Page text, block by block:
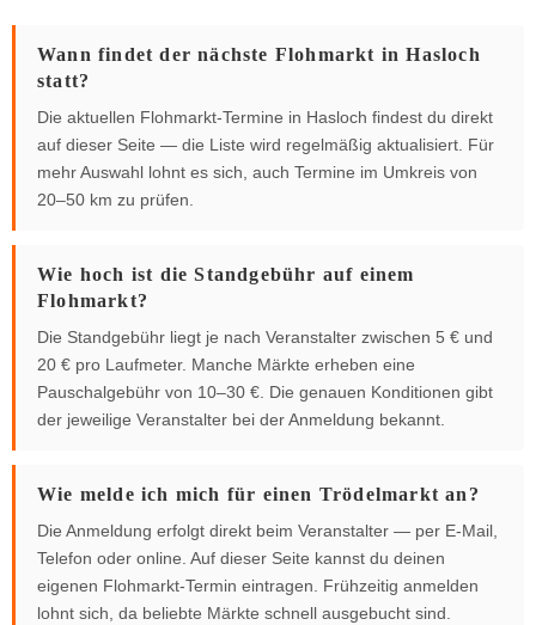
Wann findet der nächste Flohmarkt in Hasloch
statt?
Die aktuellen Flohmarkt-Termine in Hasloch findest du direkt
auf dieser Seite — die Liste wird regelmäßig aktualisiert. Für
mehr Auswahl lohnt es sich, auch Termine im Umkreis von
20–50 km zu prüfen.
Wie hoch ist die Standgebühr auf einem
Flohmarkt?
Die Standgebühr liegt je nach Veranstalter zwischen 5 € und
20 € pro Laufmeter. Manche Märkte erheben eine
Pauschalgebühr von 10–30 €. Die genauen Konditionen gibt
der jeweilige Veranstalter bei der Anmeldung bekannt.
Wie melde ich mich für einen Trödelmarkt an?
Die Anmeldung erfolgt direkt beim Veranstalter — per E-Mail,
Telefon oder online. Auf dieser Seite kannst du deinen
eigenen Flohmarkt-Termin eintragen. Frühzeitig anmelden
lohnt sich, da beliebte Märkte schnell ausgebucht sind.